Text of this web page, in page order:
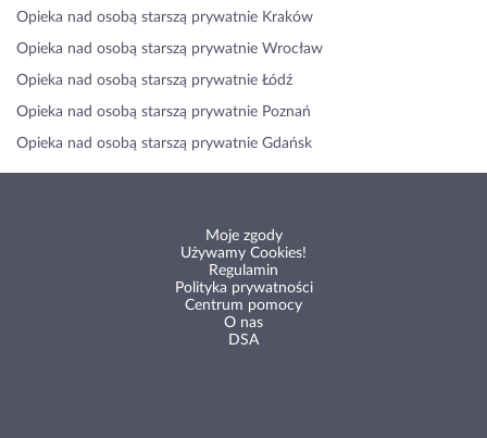
Opieka nad osobą starszą prywatnie Kraków
Opieka nad osobą starszą prywatnie Wrocław
Opieka nad osobą starszą prywatnie Łódź
Opieka nad osobą starszą prywatnie Poznań
Opieka nad osobą starszą prywatnie Gdańsk
Moje zgody
Używamy Cookies!
Regulamin
Polityka prywatności
Centrum pomocy
O nas
DSA